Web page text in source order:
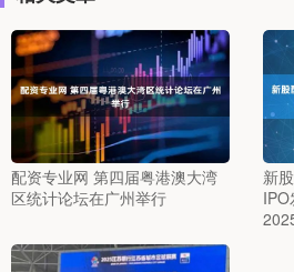
配资专业网 第四届粤港澳大湾
区统计论坛在广州举行
新